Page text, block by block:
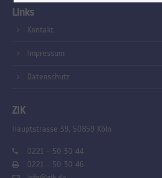
Links
Kontakt
Impressum
Datenschutz
ZIK
Hauptstrasse 39, 50859 Köln
0221 – 50 30 44
0221 – 50 30 46